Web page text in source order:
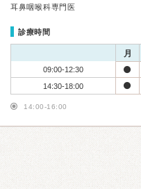
耳鼻咽喉科専門医
診療時間
月
09:00-12:30
14:30-18:00
14:00-16:00